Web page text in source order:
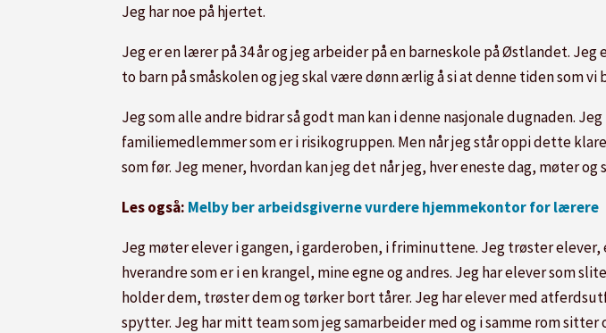
Jeg har noe på hjertet.
Jeg er en lærer på 34 år og jeg arbeider på en barneskole på Østlandet.
to barn på småskolen og jeg skal være dønn ærlig å si at denne tiden som
Jeg som alle andre bidrar så godt man kan i denne nasjonale dugnaden.
familiemedlemmer som er i risikogruppen. Men når jeg står oppi dette
som før. Jeg mener, hvordan kan jeg det når jeg, hver eneste dag, møter
Les også: Melby ber arbeidsgiverne vurdere hjemmekontor for lærere
Jeg møter elever i gangen, i garderoben, i friminuttene. Jeg trøster
hverandre som er i en krangel, mine egne og andres. Jeg har elever som
holder dem, trøster dem og tørker bort tårer. Jeg har elever med
spytter. Jeg har mitt team som jeg samarbeider med og i samme rom sitter